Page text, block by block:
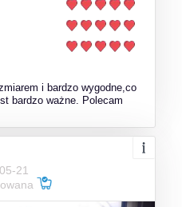
i bardzo wygodne,co
bardzo ważne. Polecam
21